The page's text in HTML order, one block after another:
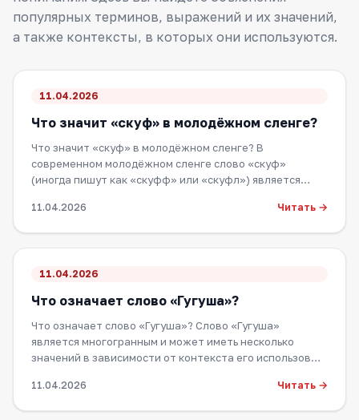
популярных терминов, выражений и их значений,
а также контексты, в которых они используются.
11.04.2026
Что значит «скуф» в молодёжном сленге?
Что значит «скуф» в молодёжном сленге? В
современном молодёжном сленге слово «скуф»
(иногда пишут как «скуфф» или «скуфл») является
11.04.2026 Читать →
11.04.2026
Что означает слово «Гугуша»?
Что означает слово «Гугуша»? Слово «Гугуша»
является многогранным и может иметь несколько
значений в зависимости от контекста его использов…
11.04.2026 Читать →